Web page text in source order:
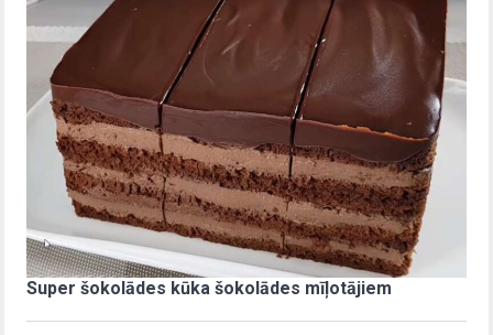
Super šokolādes kūka šokolādes mīļotājiem